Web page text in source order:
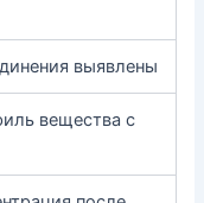
выявлены
вещества с